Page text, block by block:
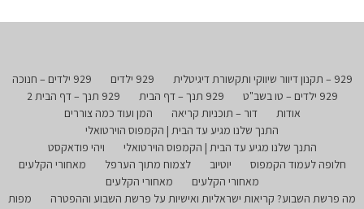
929 – תקנון דיוור שיווקי ותקשורת דיגיטלית 929 ילדים
929 ילדים – חנוכה
929 ילדים – טו בשב"ט
929 תנך – דף הבית
929 תנך – דף הבית 2
אודות
דור – תוכניות קריאה
המן ועוד כמה צוררים
התנך שלנו מגיע עד הבית | הקמפוס הוירטואלי
התנך שלנו מגיע עד הבית | הקמפוס הוירטואלי
ויהי פודאקסט
חלופה לעמוד הקמפוס
יוטיוב לצמוח מתוך הערפל
מאחורי הקלעים
מאחורי הקלעים
מאחורי הקלעים
מה פרשת השבוע? קריאות ישראליות ואישיות על פרשת השבוע וההפטרה
מפות